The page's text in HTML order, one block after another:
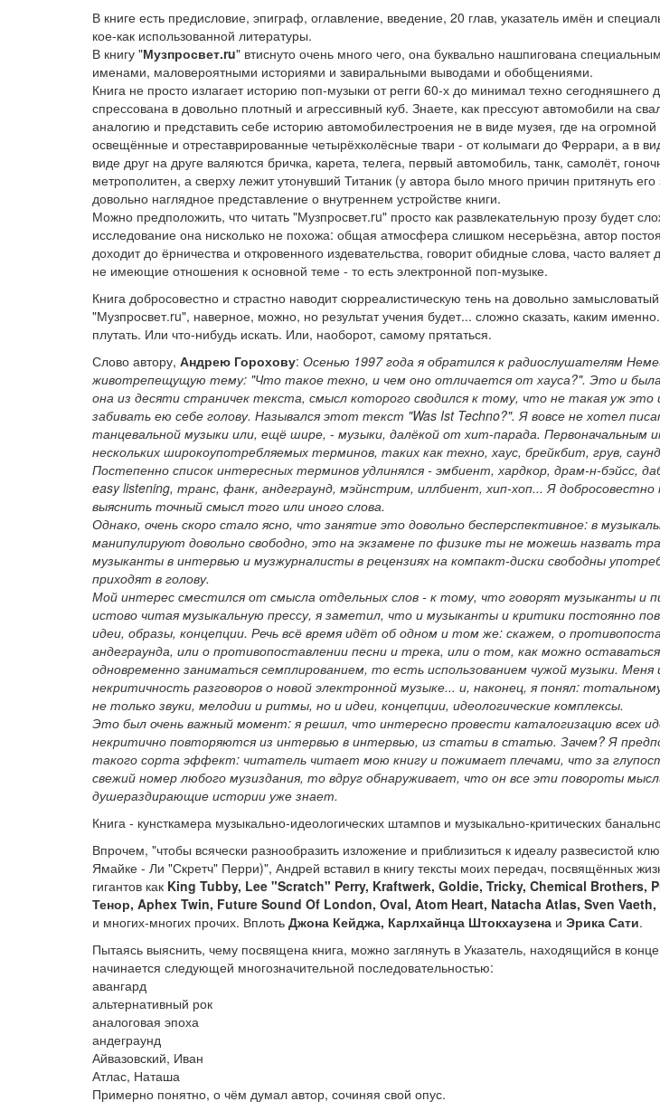
В книге есть предисловие, эпиграф, оглавление, введение, 20 глав, указатель имён и
кое-как использованной литературы.
В книгу "Музпросвет.ru" втиснуто очень много чего, она буквально нашпигована
именами, маловероятными историями и завиральными выводами и обобщениями.
Книга не просто излагает историю поп-музыки от регги 60-х до минимал техно сегодняшнего
спрессована в довольно плотный и агрессивный куб. Знаете, как прессуют автомобили на
аналогию и представить себе историю автомобилестроения не в виде музея, где на
освещённые и отреставрированные четырёхколёсные твари - от колымаги до Феррари, а в
виде друг на друге валяются бричка, карета, телега, первый автомобиль, танк, самолёт,
метрополитен, а сверху лежит утонувший Титаник (у автора было много причин притянуть
довольно наглядное представление о внутреннем устройстве книги.
Можно предположить, что читать "Музпросвет.ru" просто как развлекательную прозу будет
исследование она нисколько не похожа: общая атмосфера слишком несерьёзна, автор
доходит до ёрничества и откровенного издевательства, говорит обидные слова, часто
не имеющие отношения к основной теме - то есть электронной поп-музыке.
Книга добросовестно и страстно наводит сюрреалистическую тень на довольно
"Музпросвет.ru", наверное, можно, но результат учения будет... сложно сказать, каким
плутать. Или что-нибудь искать. Или, наоборот, самому прятаться.
Слово автору, Андрею Горохову: Осенью 1997 года я обратился к радиослушателям
животрепещущую тему: "Что такое техно, и чем оно отличается от хауса?". Это и была
она из десяти страничек текста, смысл которого сводился к тому, что не такая уж
забивать ею себе голову. Назывался этот текст "Was Ist Techno?". Я вовсе не хотел
танцевальной музыки или, ещё шире, - музыки, далёкой от хит-парада. Первоначальным
нескольких широкоупотребляемых терминов, таких как техно, хаус, брейкбит, грув,
Постепенно список интересных терминов удлинялся - эмбиент, хардкор, драм-н-бэйсс,
easy listening, транс, фанк, андеграунд, мэйнстрим, иллбиент, хип-хоп...Я
выяснить точный смысл того или иного слова.
Однако, очень скоро стало ясно, что занятие это довольно бесперспективное: в
манипулируют довольно свободно, это на экзамене по физике ты не можешь назвать
музыканты в интервью и музжурналисты в рецензиях на компакт-диски свободны
приходят в голову.
Мой интерес сместился от смысла отдельных слов - к тому, что говорят музыканты и
истово читая музыкальную прессу, я заметил, что и музыканты и критики постоянно
идеи, образы, концепции. Речь всё время идёт об одном и том же: скажем, о
андеграунда, или о противопоставлении песни и трека, или о том, как можно
одновременно заниматься семплированием, то есть использованием чужой музыки. Меня
некритичность разговоров о новой электронной музыке... и, наконец, я понял:
не только звуки, мелодии и ритмы, но и идеи, концепции, идеологические комплексы.
Это был очень важный момент: я решил, что интересно провести каталогизацию всех
некритично повторяются из интервью в интервью, из статьи в статью. Зачем? Я
такого сорта эффект: читатель читает мою книгу и пожимает плечами, что за
свежий номер любого музиздания, то вдруг обнаруживает, что он все эти повороты
душераздирающие истории уже знает.
Книга - кунсткамера музыкально-идеологических штампов и музыкально-критических
Впрочем, "чтобы всячески разнообразить изложение и приблизиться к идеалу развесистой
Ямайке - Ли "Скретч" Перри)", Андрей вставил в книгу тексты моих передач, посвящённых
гигантов как King Tubby, Lee "Scratch" Perry, Kraftwerk, Goldie, Tricky, Chemical Brothers,
Тенор, Aphex Twin, Future Sound Of London, Oval, Atom Heart, Natacha Atlas, Sven
и многих-многих прочих. Вплоть Джона Кейджа, Карлхайнца Штокхаузена и Эрика Сати.
Пытаясь выяснить, чему посвящена книга, можно заглянуть в Указатель, находящийся в конце
начинается следующей многозначительной последовательностью:
авангард
альтернативный рок
аналоговая эпоха
андеграунд
Айвазовский, Иван
Атлас, Наташа
Примерно понятно, о чём думал автор, сочиняя свой опус.